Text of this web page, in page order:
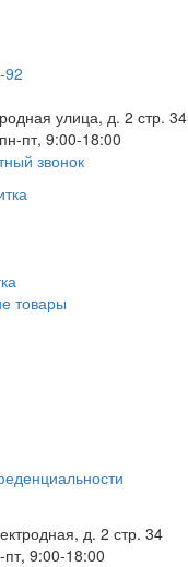
92
улица, д. 2 стр. 34
пт, 9:00-18:00
звонок
товары
д. 2 стр. 34
9:00-18:00